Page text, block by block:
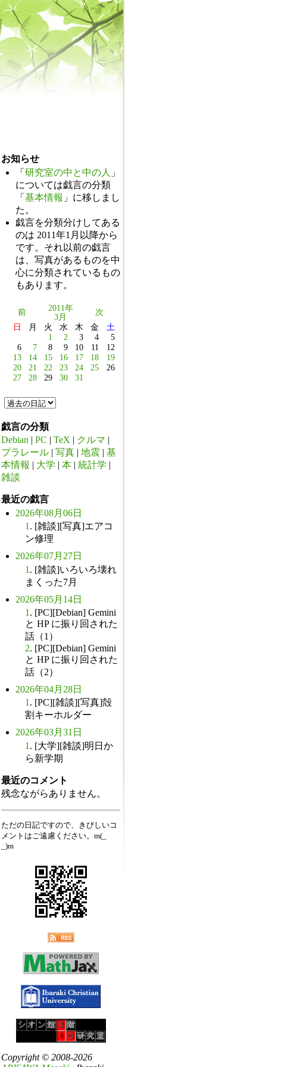
お知らせ
「 研究室の中と中の人 」
については戯言の分類
「 基本情報 」に移しまし
た。
戯言を分類分けしてある
のは 2011年1月以降から
です。それ以前の戯言
は、写真があるものを中
心に分類されているもの
もあります。
前
2011年
3月
次
日
月 火 水 木 金
土
1
2 3 4
5
6
7 8 9 10 11
12
13
14 15 16 17 18
19
20
21 22 23 24 25
26
27
28 29 30 31
戯言の分類
Debian | PC | TeX | クルマ |
プラレール | 写真 | 地震 | 基
本情報 | 大学 | 本 | 統計学 |
雑談
最近の戯言
2026年08月06日
1 . [雑談][写真]エアコ
ン修理
2026年07月27日
1 . [雑談]いろいろ壊れ
まくった7月
2026年05月14日
1 . [PC][Debian] Gemini
と HP に振り回された
話（1）
2. [PC][Debian] Gemini
と HP に振り回された
話（2）
2026年04月28日
1 . [PC][雑談][写真]殻
割キーホルダー
2026年03月31日
1 . [大学][雑談]明日か
ら新学期
最近のコメント
残念ながらありません。
ただの日記ですので、きびしいコ
メントはご遠慮ください。m(_
_)m
Copyright © 2008-2026